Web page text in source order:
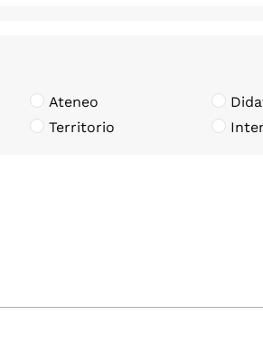
Ateneo
Territorio